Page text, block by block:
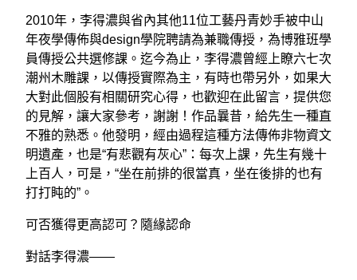
2010年，李得濃與省內其他11位工藝丹青妙手被中山
年夜學傳佈與design學院聘請為兼職傳授，為博雅班學
員傳授公共選修課。迄今為止，李得濃曾經上瞭六七次
潮州木雕課，以傳授實際為主，有時也帶另外，如果大
大對此個股有相關研究心得，也歡迎在此留言，提供您
的見解，讓大家參考，謝謝！作品曩昔，給先生一種直
不雅的熟悉。他發明，經由過程這種方法傳佈非物資文
明遺產，也是“有悲觀有灰心”：每次上課，先生有幾十
上百人，可是，“坐在前排的很當真，坐在後排的也有
打打盹的”。
可否獲得更高認可？隨緣認命
對話李得濃——